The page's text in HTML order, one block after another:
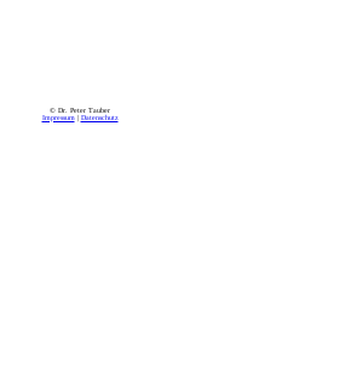
© Dr. Peter Tauber
Impressum| Datenschutz